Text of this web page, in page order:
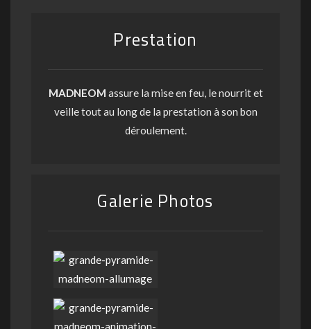
Prestation
MADNEOM assure la mise en feu, le nourrit et
veille tout au long de la prestation à son bon
déroulement.
Galerie Photos